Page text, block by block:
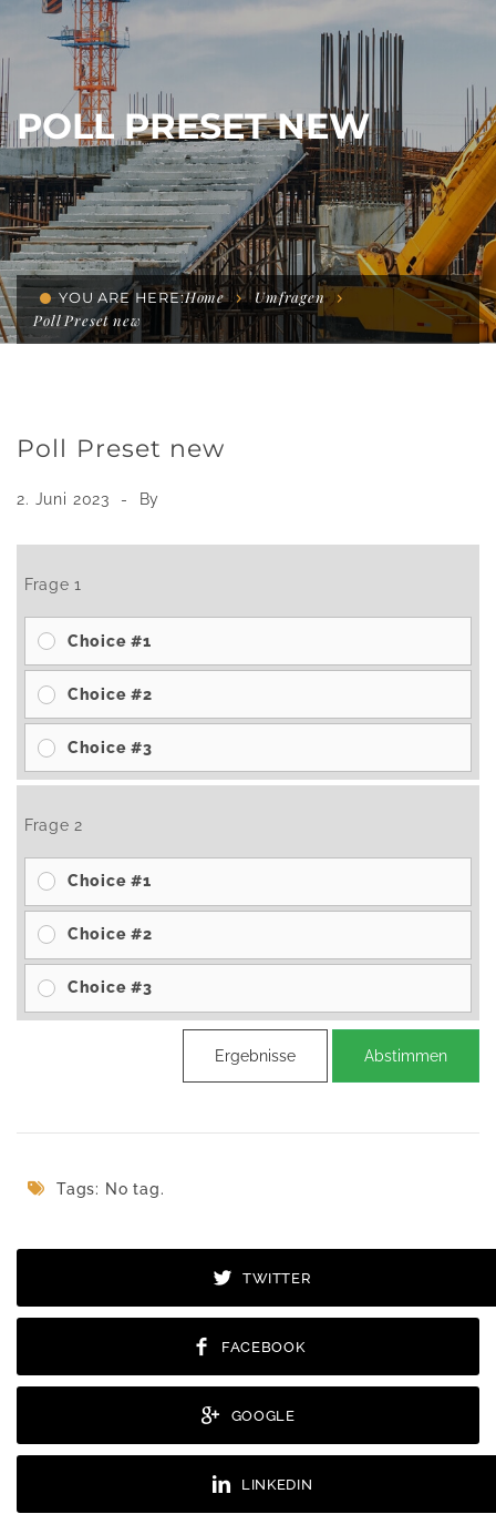
POLL PRESET NEW
YOU ARE HERE:Home
Umfragen
Poll Preset new
Poll Preset new
2. Juni 2023 By
Frage 1
Choice #1
Choice #2
Choice #3
Frage 2
Choice #1
Choice #2
Choice #3
Ergebnisse Abstimmen
Tags: No tag.
TWITTER
FACEBOOK
GOOGLE
LINKEDIN